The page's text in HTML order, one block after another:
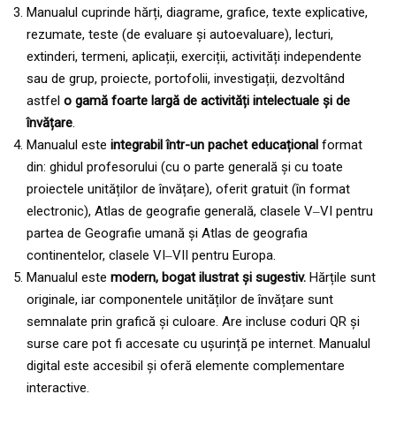
Manualul cuprinde hărți, diagrame, grafice, texte explicative,
rezumate, teste (de evaluare și autoevaluare), lecturi,
extinderi, termeni, aplicații, exerciții, activități independente
sau de grup, proiecte, portofolii, investigații, dezvoltând
astfel o gamă foarte largă de activități intelectuale și de
învățare.
Manualul este integrabil într-un pachet educațional format
din: ghidul profesorului (cu o parte generală și cu toate
proiectele unităților de învățare), oferit gratuit (în format
electronic), Atlas de geografie generală, clasele V‒VI pentru
partea de Geografie umană și Atlas de geografia
continentelor, clasele VI‒VII pentru Europa.
Manualul este modern, bogat ilustrat și sugestiv. Hărțile sunt
originale, iar componentele unităților de învățare sunt
semnalate prin grafică și culoare. Are incluse coduri QR și
surse care pot fi accesate cu ușurință pe internet. Manualul
digital este accesibil și oferă elemente complementare
interactive.